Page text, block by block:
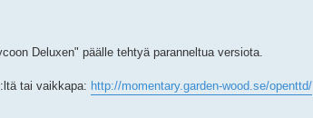
Deluxen" päälle tehtyä paranneltua versiota.
tai vaikkapa: http://momentary.garden-wood.se/openttd/